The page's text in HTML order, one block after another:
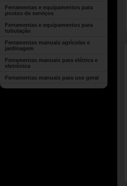
Ferramentas e equipamentos para
postos de serviços
Ferramentas e equipamentos para
tubulação
Ferramentas manuais agrícolas e
jardinagem
Ferramentas manuais para elétrica e
eletrônica
Ferramentas manuais para uso geral